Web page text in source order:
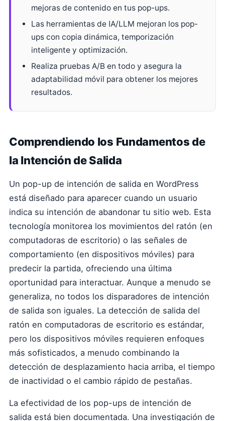
mejoras de contenido en tus pop-ups.
Las herramientas de IA/LLM mejoran los pop-
ups con copia dinámica, temporización
inteligente y optimización.
Realiza pruebas A/B en todo y asegura la
adaptabilidad móvil para obtener los mejores
resultados.
Comprendiendo los Fundamentos de
la Intención de Salida
Un pop-up de intención de salida en WordPress
está diseñado para aparecer cuando un usuario
indica su intención de abandonar tu sitio web. Esta
tecnología monitorea los movimientos del ratón (en
computadoras de escritorio) o las señales de
comportamiento (en dispositivos móviles) para
predecir la partida, ofreciendo una última
oportunidad para interactuar. Aunque a menudo se
generaliza, no todos los disparadores de intención
de salida son iguales. La detección de salida del
ratón en computadoras de escritorio es estándar,
pero los dispositivos móviles requieren enfoques
más sofisticados, a menudo combinando la
detección de desplazamiento hacia arriba, el tiempo
de inactividad o el cambio rápido de pestañas.
La efectividad de los pop-ups de intención de
salida está bien documentada. Una investigación de